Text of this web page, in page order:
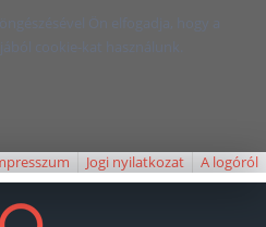
Ön elfogadja, hogy a
cookie-kat használunk.
Jogi nyilatkozat A logóról